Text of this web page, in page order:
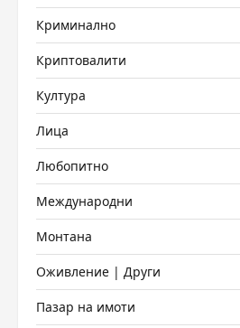
Криминално
Криптовалити
Култура
Лица
Любопитно
Международни
Монтана
Оживление | Други
Пазар на имоти